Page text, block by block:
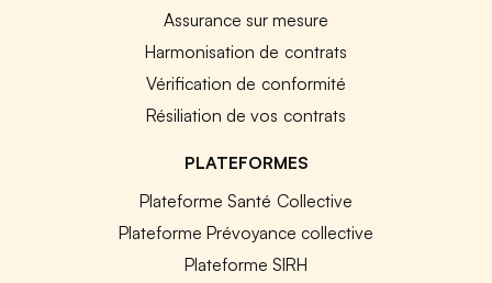
Assurance sur mesure
Harmonisation de contrats
Vérification de conformité
Résiliation de vos contrats
PLATEFORMES
Plateforme Santé Collective
Plateforme Prévoyance collective
Plateforme SIRH